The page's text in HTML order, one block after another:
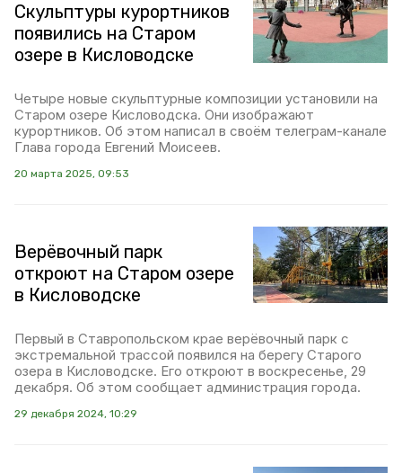
Скульптуры курортников
появились на Старом
озере в Кисловодске
Четыре новые скульптурные композиции установили на
Старом озере Кисловодска. Они изображают
курортников. Об этом написал в своём телеграм-канале
Глава города Евгений Моисеев.
20 марта 2025, 09:53
Верёвочный парк
откроют на Старом озере
в Кисловодске
Первый в Ставропольском крае верёвочный парк с
экстремальной трассой появился на берегу Старого
озера в Кисловодске. Его откроют в воскресенье, 29
декабря. Об этом сообщает администрация города.
29 декабря 2024, 10:29